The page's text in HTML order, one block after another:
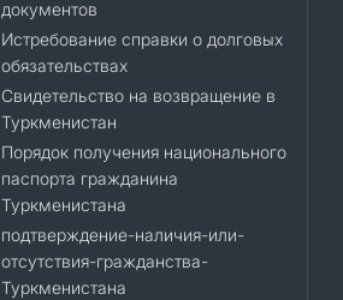
документов
Истребование справки о долговых
обязательствах
Свидетельство на возвращение в
Туркменистан
Порядок получения национального
паспорта гражданина
Туркменистана
подтверждение-наличия-или-
отсутствия-гражданства-
Туркменистана